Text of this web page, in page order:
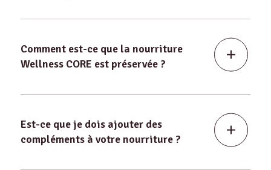
Comment est-ce que la nourriture
Wellness CORE est préservée ?
Est-ce que je dois ajouter des
compléments à votre nourriture ?